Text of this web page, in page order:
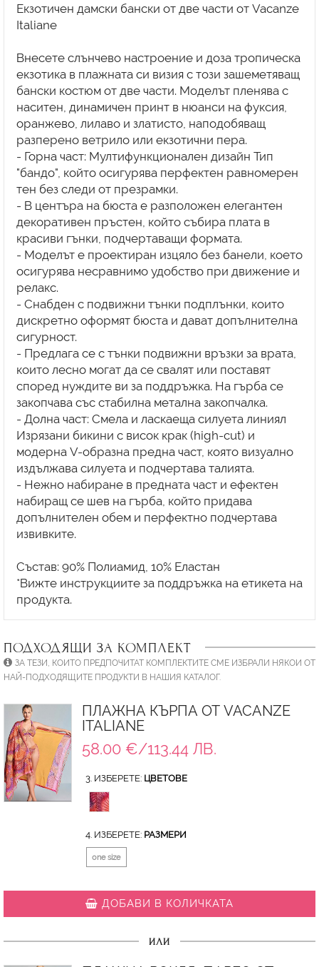
Екзотичен дамски бански от две части от Vacanze
Italiane
Внесете слънчево настроение и доза тропическа
екзотика в плажната си визия с този зашеметяващ
бански костюм от две части. Моделът пленява с
наситен, динамичен принт в нюанси на фуксия,
оранжево, лилаво и златисто, наподобяващ
разперено ветрило или екзотични пера.
- Горна част: Мултифункционален дизайн Тип
"бандо", който осигурява перфектен равномерен
тен без следи от презрамки.
- В центъра на бюста е разположен елегантен
декоративен пръстен, който събира плата в
красиви гънки, подчертаващи формата.
- Моделът е проектиран изцяло без банели, което
осигурява несравнимо удобство при движение и
релакс.
- Снабден с подвижни тънки подплънки, които
дискретно оформят бюста и дават допълнителна
сигурност.
- Предлага се с тънки подвижни връзки за врата,
които лесно могат да се свалят или поставят
според нуждите ви за поддръжка. На гърба се
закопчава със стабилна метална закопчалка.
- Долна част: Смела и ласкаеща силуета линиял
Изрязани бикини с висок крак (high-cut) и
модерна V-образна предна част, която визуално
издължава силуета и подчертава талията.
- Нежно набиране в предната част и ефектен
набиращ се шев на гърба, който придава
допълнителен обем и перфектно подчертава
извивките.
Състав: 90% Полиамид, 10% Еластан
*Вижте инструкциите за поддръжка на етикета на
ПОДХОДЯЩИ ЗА КОМПЛЕКТ
ЗА ТЕЗИ, КОИТО ПРЕДПОЧИТАТ КОМПЛЕКТИТЕ СМЕ ИЗБРАЛИ НЯКОИ ОТ
НАЙ-ПОДХОДЯЩИТЕ ПРОДУКТИ В НАШИЯ КАТАЛОГ.
ПЛАЖНА КЪРПА ОТ VACANZE
ITALIANE
58.00 €/113.44 ЛВ.
3. ИЗБЕРЕТЕ: ЦВЕТОВЕ
4. ИЗБЕРЕТЕ: РАЗМЕРИ
one size
ДОБАВИ В КОЛИЧКАТА
ИЛИ